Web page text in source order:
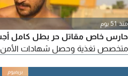
منذ 51 يوم
حارس خاص مقاتل حر بطل كامل
متخصص تغذية وحصل شهادات الأمن